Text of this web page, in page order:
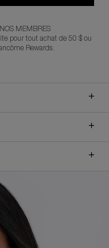
MEMBRES
pour tout achat de 50 $ ou
Rewards.